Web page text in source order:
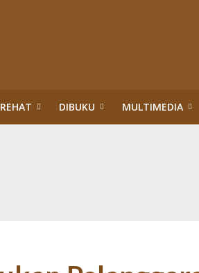
REHAT DIBUKU MULTIMEDIA